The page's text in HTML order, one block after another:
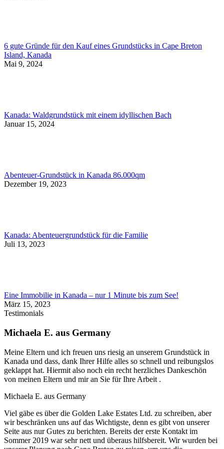
6 gute Gründe für den Kauf eines Grundstücks in Cape Breton
Island, Kanada
Mai 9, 2024
Kanada: Waldgrundstück mit einem idyllischen Bach
Januar 15, 2024
Abenteuer-Grundstück in Kanada 86.000qm
Dezember 19, 2023
Kanada: Abenteuergrundstück für die Familie
Juli 13, 2023
Eine Immobilie in Kanada – nur 1 Minute bis zum See!
März 15, 2023
Testimonials
Michaela E. aus Germany
Meine Eltern und ich freuen uns riesig an unserem Grundstück in
Kanada und dass, dank Ihrer Hilfe alles so schnell und reibungslos
geklappt hat. Hiermit also noch ein recht herzliches Dankeschön
von meinen Eltern und mir an Sie für Ihre Arbeit .
Michaela E. aus Germany
Viel gäbe es über die Golden Lake Estates Ltd. zu schreiben, aber
wir beschränken uns auf das Wichtigste, denn es gibt von unserer
Seite aus nur Gutes zu berichten. Bereits der erste Kontakt im
Sommer 2019 war sehr nett und überaus hilfsbereit. Wir wurden bei